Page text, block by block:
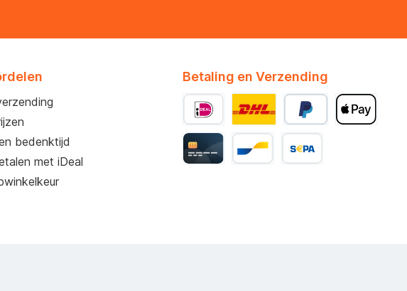
bedenktijd
met iDeal
Betaling en Verzending